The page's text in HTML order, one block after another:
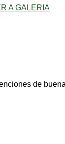
A GALERIA
de